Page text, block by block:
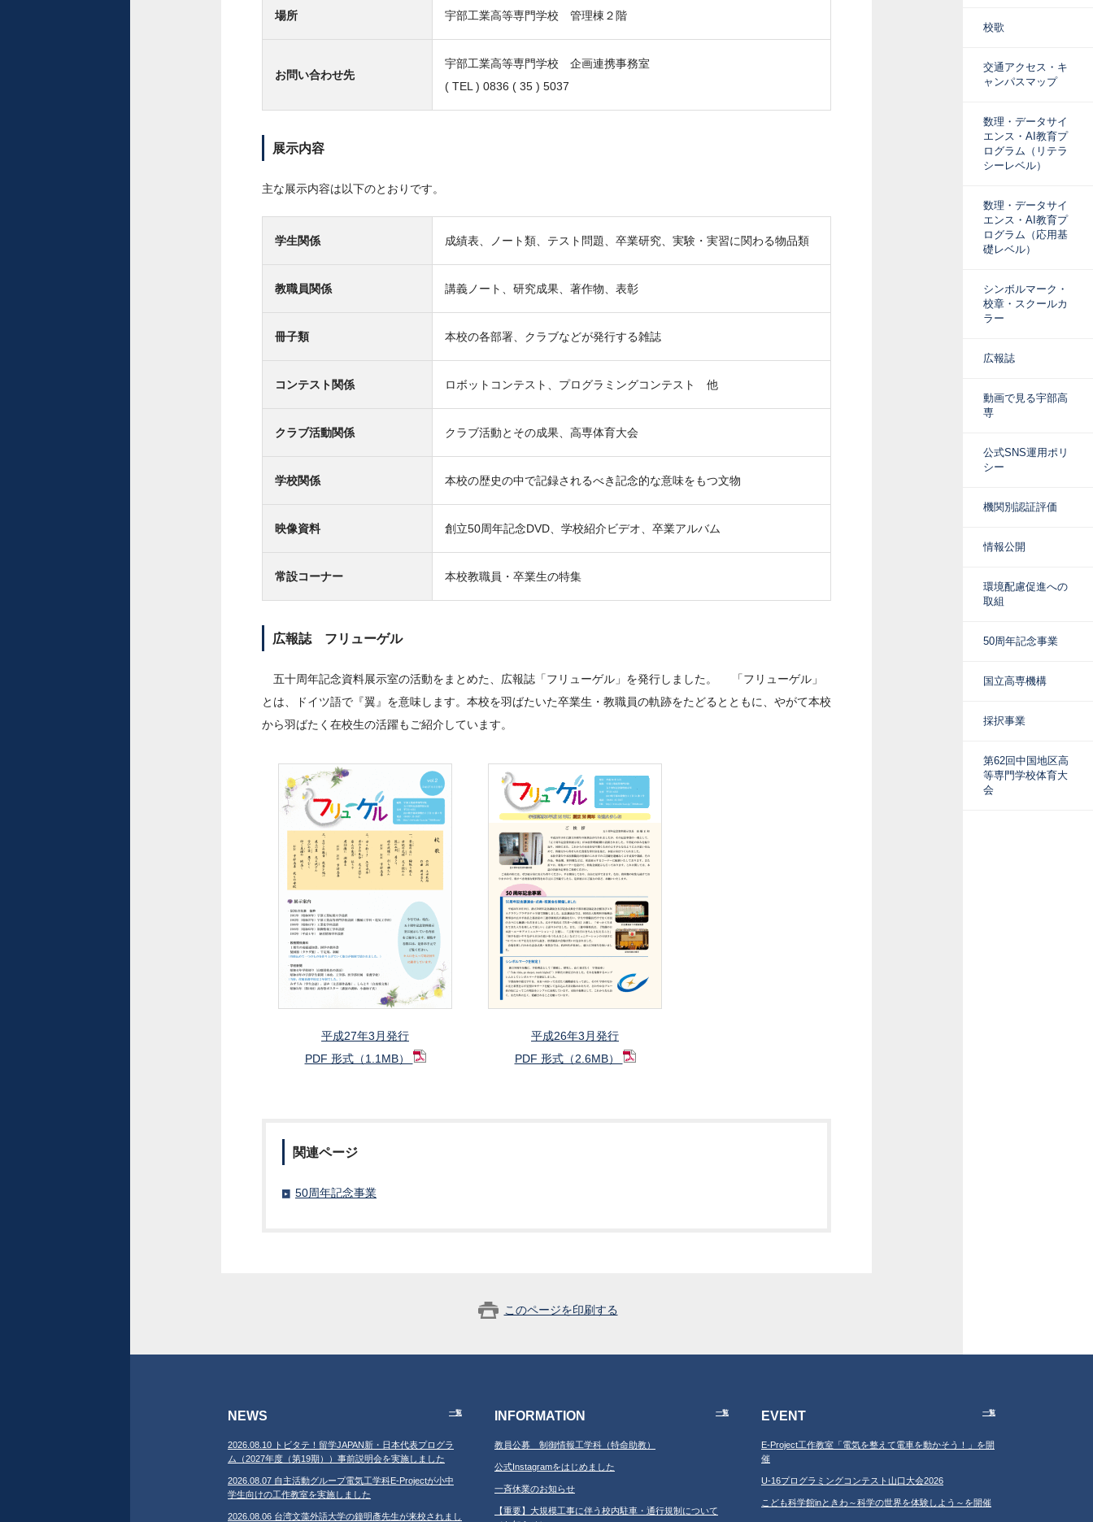
場所 宇部工業高等専門学校 管理棟２階
お問い合わせ先
宇部工業高等専門学校 企画連携事務室
( TEL ) 0836 ( 35 ) 5037
展示内容
主な展示内容は以下のとおりです。
学生関係 成績表、ノート類、テスト問題、卒業研究、実験・実習に関わる物品類
教職員関係 講義ノート、研究成果、著作物、表彰
冊子類 本校の各部署、クラブなどが発行する雑誌
コンテスト関係 ロボットコンテスト、プログラミングコンテスト 他
クラブ活動関係 クラブ活動とその成果、高専体育大会
学校関係 本校の歴史の中で記録されるべき記念的な意味をもつ文物
映像資料 創立50周年記念DVD、学校紹介ビデオ、卒業アルバム
常設コーナー 本校教職員・卒業生の特集
広報誌 フリューゲル
五十周年記念資料展示室の活動をまとめた、広報誌「フリューゲル」を発行しました。 「フリューゲル」
とは、ドイツ語で『翼』を意味します。本校を羽ばたいた卒業生・教職員の軌跡をたどるとともに、やがて本校
から羽ばたく在校生の活躍もご紹介しています。
平成27年3月発行
PDF 形式（1.1MB）
平成26年3月発行
PDF 形式（2.6MB）
関連ページ
50周年記念事業
このページを印刷する
校歌
交通アクセス・キ
ャンパスマップ
数理・データサイ
エンス・AI教育プ
ログラム（リテラ
シーレベル）
数理・データサイ
エンス・AI教育プ
ログラム（応用基
礎レベル）
シンボルマーク・
校章・スクールカ
ラー
広報誌
動画で見る宇部高
専
公式SNS運用ポリ
シー
機関別認証評価
情報公開
環境配慮促進への
取組
50周年記念事業
国立高専機構
採択事業
第62回中国地区高
等専門学校体育大
会
NEWS 一覧
2026.08.10 トビタテ！留学JAPAN新・日本代表プログラ
ム（2027年度（第19期））事前説明会を実施しました
2026.08.07 自主活動グループ電気工学科E-Projectが小中
学生向けの工作教室を実施しました
2026.08.06 台湾文藻外語大学の鐘明彥先生が来校されまし
INFORMATION 一覧
教員公募 制御情報工学科（特命助教）
公式Instagramをはじめました
一斉休業のお知らせ
【重要】大規模工事に伴う校内駐車・通行規制について
EVENT 一覧
E-Project工作教室「電気を整えて電車を動かそう！」を開
催
U-16プログラミングコンテスト山口大会2026
こども科学館inときわ～科学の世界を体験しよう～を開催